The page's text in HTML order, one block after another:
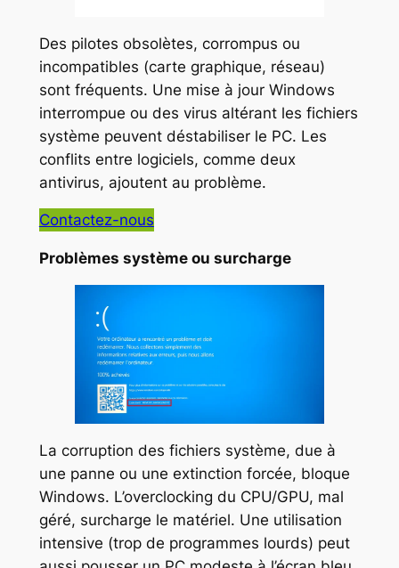
Des pilotes obsolètes, corrompus ou
incompatibles (carte graphique, réseau)
sont fréquents. Une mise à jour Windows
interrompue ou des virus altérant les fichiers
système peuvent déstabiliser le PC. Les
conflits entre logiciels, comme deux
antivirus, ajoutent au problème.
Contactez-nous
Problèmes système ou surcharge
La corruption des fichiers système, due à
une panne ou une extinction forcée, bloque
Windows. L’overclocking du CPU/GPU, mal
géré, surcharge le matériel. Une utilisation
intensive (trop de programmes lourds) peut